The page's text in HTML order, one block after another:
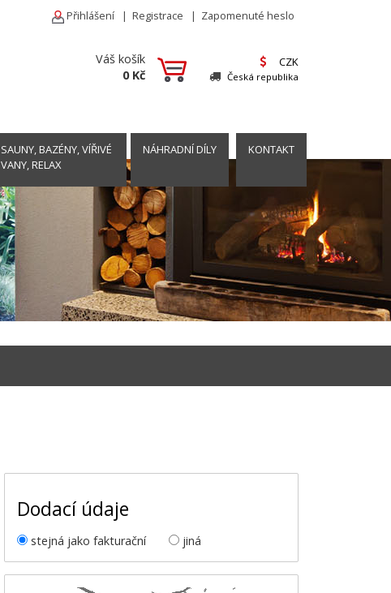
Přihlášení | Registrace | Zapomenuté heslo
Váš košík
0 Kč
CZK
Česká republika
SAUNY, BAZÉNY, VÍŘIVÉ
VANY, RELAX
NÁHRADNÍ DÍLY KONTAKT
Dodací údaje
stejná jako fakturační jiná